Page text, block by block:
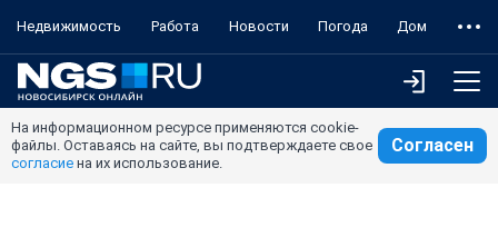
Недвижимость Работа Новости Погода Дом
На информационном ресурсе применяются cookie-
файлы. Оставаясь на сайте, вы подтверждаете свое
согласие на их использование.
Согласен